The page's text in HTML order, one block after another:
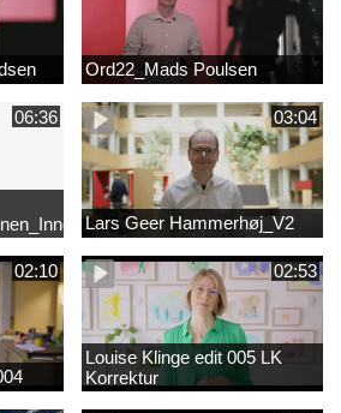
Ord22_Mads Poulsen
06:36 03:04
Lars Geer Hammerhøj_V2
02:10 02:53
Louise Klinge edit 005 LK
Korrektur